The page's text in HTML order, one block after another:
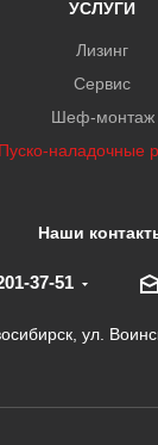
УСЛУГИ
Лизинг
Сервис
Шеф-монтаж
Пуско-наладочные
Наши
37-51
ул.